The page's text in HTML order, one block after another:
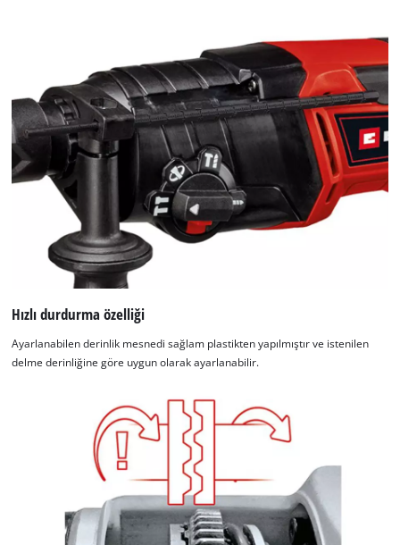
Hızlı durdurma özelliği
Ayarlanabilen derinlik mesnedi sağlam plastikten yapılmıştır ve istenilen
delme derinliğine göre uygun olarak ayarlanabilir.